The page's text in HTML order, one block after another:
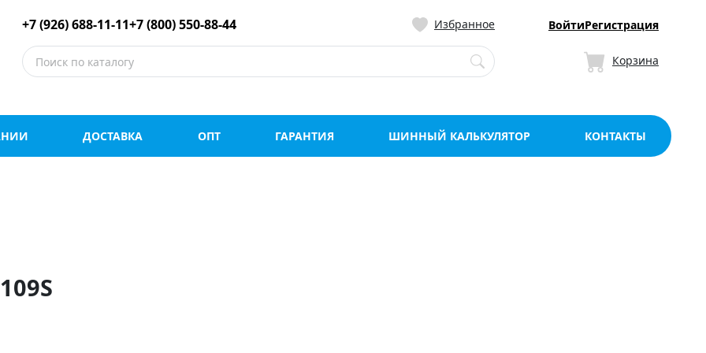
шины оптом и в розницу со склада в
+7 (926) 688-11-11+7 (800) 550-88-44 Избранное ВойтиРегистрация
Корзина
ДОСТАВКА ОПТ ГАРАНТИЯ ШИННЫЙ КАЛЬКУЛЯТОР КОНТАКТЫ